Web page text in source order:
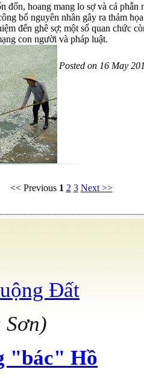
đốn, hoang mang lo sợ và cả phẫn
bố nguyên nhân gây ra thảm
đến ghê sợ; một số quan chức
con người và pháp luật.
Posted on 16 May
<< Previous 1 2 3 Next >>
Đất
Sơn)
"bác" Hồ